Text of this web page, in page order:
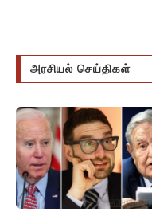
அரசியல் செய்திகள்